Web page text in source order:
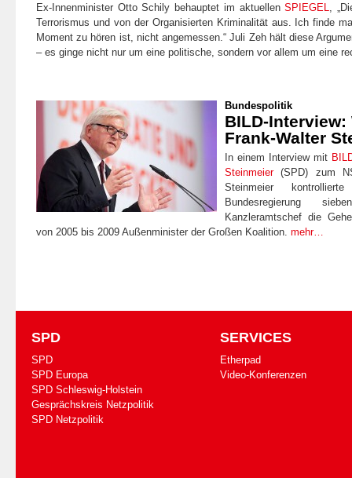
Ex-Innenminister Otto Schily behauptet im aktuellenSPIEGEL
Terrorismus und von der Organisierten Kriminalität aus. Ich finde
Moment zu hören ist, nicht angemessen.“ Juli Zeh hält diese
– es ginge nicht nur um eine politische, sondern vor allem um eine
Bundespolitik
BILD-Interview:
Frank-Walter
In einem Interview mit
Steinmeier(SPD) zum
Steinmeier
Bundesregierung
Kanzleramtschef die
von 2005 bis 2009 Außenminister der Großen Koalition. mehr…
SPD
SPD
SPD Europa
SPD Schleswig-Holstein
Gesprächskreis Netzpolitik
SPD Netzpolitik
SERVICES
Etherpad
Video-Konferenzen